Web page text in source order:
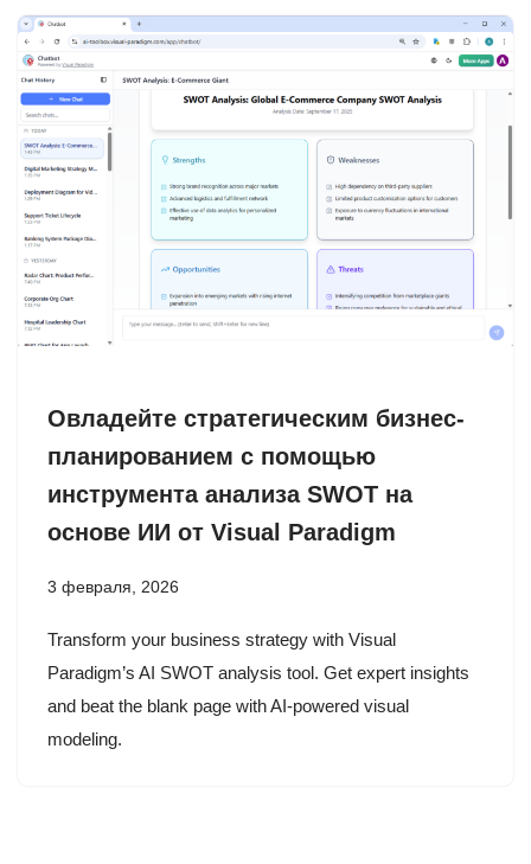
Овладейте стратегическим бизнес-
планированием с помощью
инструмента анализа SWOT на
основе ИИ от Visual Paradigm
3 февраля, 2026
Transform your business strategy with Visual
Paradigm’s AI SWOT analysis tool. Get expert insights
and beat the blank page with AI-powered visual
modeling.